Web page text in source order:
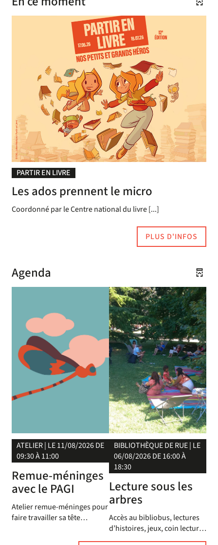
PARTIR EN LIVRE
Les ados prennent le micro
Coordonné par le Centre national du livre [...]
PLUS D'INFOS
Agenda
ATELIER| LE 11/08/2026 DE
09:30 À 11:00
Remue-méninges
avec le PAGI
Atelier remue-méninges pour
faire travailler sa tête
sans trop se la prendre.
BIBLIOTHÈQUE DE RUE| LE
06/08/2026 DE 16:00 À
18:30
Lecture sous les
arbres
Accès au bibliobus, lectures
d’histoires, jeux, coin lecture
avec chaises longues…